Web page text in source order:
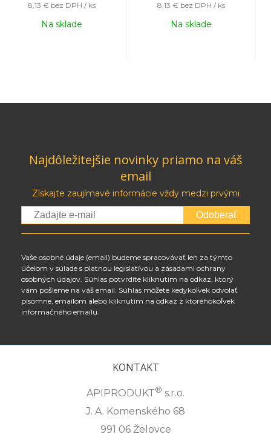
8,13 € bez DPH / ks
Na sklade
8,13 € bez DPH / ks
Na sklade
Najdôležitejšie novinky priamo na váš
email
Získajte zaujímavé informácie vždy medzi prvými
Odoberať
Vaše osobné údaje (email) budeme spracovávať len za týmto
účelom v súlade s platnou legislatívou a zásadami ochrany
osobných údajov. Súhlas potvrdíte kliknutím na odkaz, ktorý
vám pošleme na váš email. Súhlas môžete kedykoľvek odvolať
písomne, emailom alebo kliknutím na odkaz z ktoréhokoľvek
informačného emailu.
KONTAKT
APIPRODUKT® s.r.o.
J. A. Komenského 68
991 06 Želovce